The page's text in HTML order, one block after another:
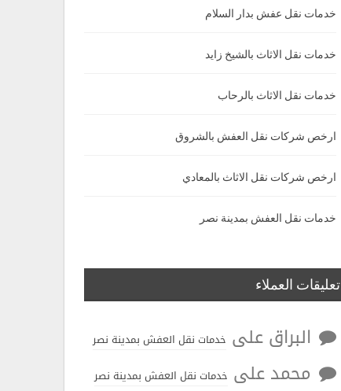
خدمات نقل عفش بدار السلام
خدمات نقل الاثاث بالشيخ زايد
خدمات نقل الاثاث بالرحاب
ارخص شركات نقل العفش بالشروق
ارخص شركات نقل الاثاث بالمعادي
خدمات نقل العفش بمدينة نصر
تعليقات العملاء
البراقعلى خدمات نقل العفش بمدينة نصر
محمدعلى خدمات نقل العفش بمدينة نصر